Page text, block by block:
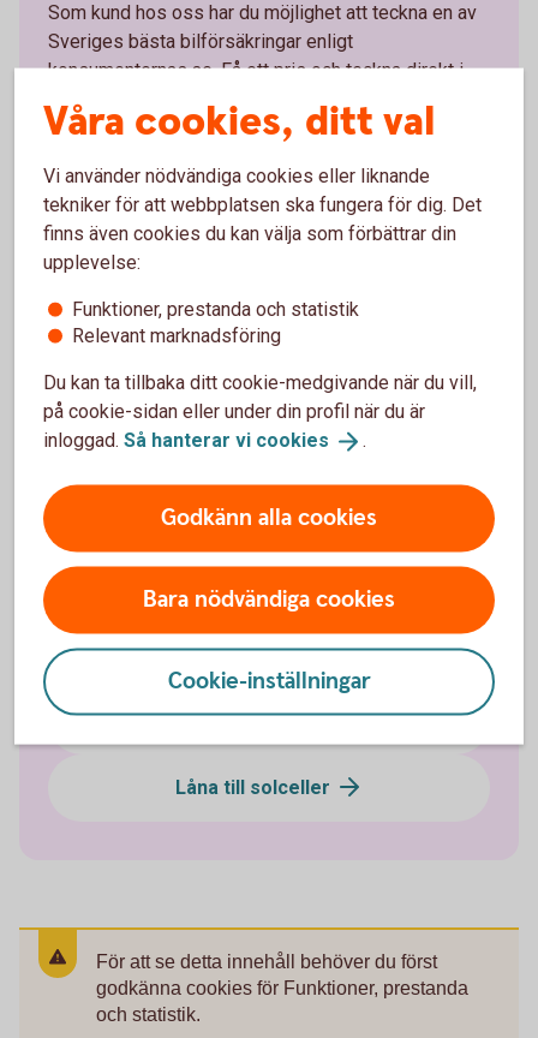
Som kund hos oss har du möjlighet att teckna en av
Sveriges bästa bilförsäkringar enligt
konsumenternas.se. Få ett pris och teckna direkt i
din app eller internetbank.
Se pris förbilförsäkring
Privatlån
Låna pengar – ansök om privatlån
Samla lånen
Låna till bil
Låna till andra fordon
Hållbarhetslån
Låna till solceller
För att se detta innehåll behöver du först
godkänna cookies för Funktioner, prestanda
och statistik.
Våra cookies, ditt val
Vi använder nödvändiga cookies eller liknande
tekniker för att webbplatsen ska fungera för dig. Det
finns även cookies du kan välja som förbättrar din
upplevelse:
Funktioner, prestanda och statistik
Relevant marknadsföring
Du kan ta tillbaka ditt cookie-medgivande när du vill,
på cookie-sidan eller under din profil när du är
inloggad. Så hanterar vi cookies .
Godkänn alla cookies
Bara nödvändiga cookies
Cookie-inställningar